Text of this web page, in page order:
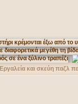
Εργαλεία και σκεύη παζλ